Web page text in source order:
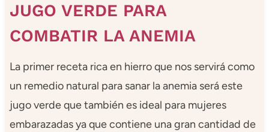
JUGO VERDE PARA
COMBATIR LA ANEMIA
La primer receta rica en hierro que nos servirá como
un remedio natural para sanar la anemia será este
jugo verde que también es ideal para mujeres
embarazadas ya que contiene una gran cantidad de